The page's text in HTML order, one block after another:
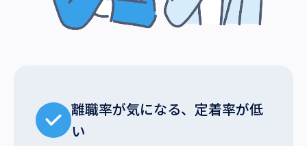
離職率が気になる、定着率が低
い